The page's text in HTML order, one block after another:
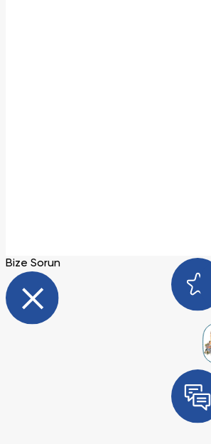
Bize Sorun